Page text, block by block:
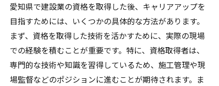
愛知県で建設業の資格を取得した後、キャリアアップを
目指すためには、いくつかの具体的な方法があります。
まず、資格を取得した技術を活かすために、実際の現場
での経験を積むことが重要です。特に、資格取得者は、
専門的な技術や知識を習得しているため、施工管理や現
場監督などのポジションに進むことが期待されます。ま